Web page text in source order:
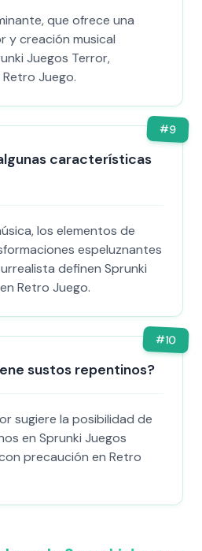
que ofrece una
y creación musical
Juegos Terror,
Juego.
#9
características
los elementos de
espeluznantes
definen Sprunki
Retro Juego.
#10
sustos repentinos?
sugiere la posibilidad de
en Sprunki Juegos
precaución en Retro